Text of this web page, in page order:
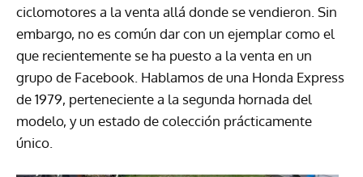
ciclomotores a la venta allá donde se vendieron. Sin
embargo, no es común dar con un ejemplar como el
que recientemente se ha puesto a la venta en un
grupo de Facebook. Hablamos de una Honda Express
de 1979, perteneciente a la segunda hornada del
modelo, y un estado de colección prácticamente
único.